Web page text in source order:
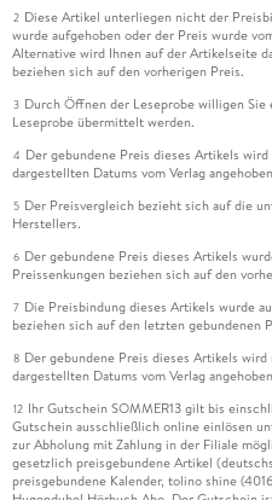
2 Diese Artikel unterliegen nicht der
wurde aufgehoben oder der Preis wurde
Alternative wird Ihnen auf der Artikelseite
beziehen sich auf den vorherigen Preis.
3 Durch Öffnen der Leseprobe willigen Sie
Leseprobe übermittelt werden.
4 Der gebundene Preis dieses Artikels
dargestellten Datums vom Verlag
5 Der Preisvergleich bezieht sich auf die
Herstellers.
6 Der gebundene Preis dieses Artikels
Preissenkungen beziehen sich auf den
7 Die Preisbindung dieses Artikels wurde
beziehen sich auf den letzten gebundenen
8 Der gebundene Preis dieses Artikels
dargestellten Datums vom Verlag
12 Ihr Gutschein SOMMER13 gilt bis
Gutschein ausschließlich online einlösen
zur Abholung mit Zahlung in der Filiale
gesetzlich preisgebundene Artikel
preisgebundene Kalender, tolino shine